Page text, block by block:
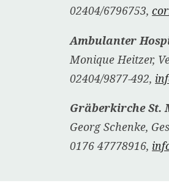
02404/6796753,
Ambulanter
Monique Heitzer,
02404/9877-492,
Gräberkirche St.
Georg Schenke,
0176 47778916,